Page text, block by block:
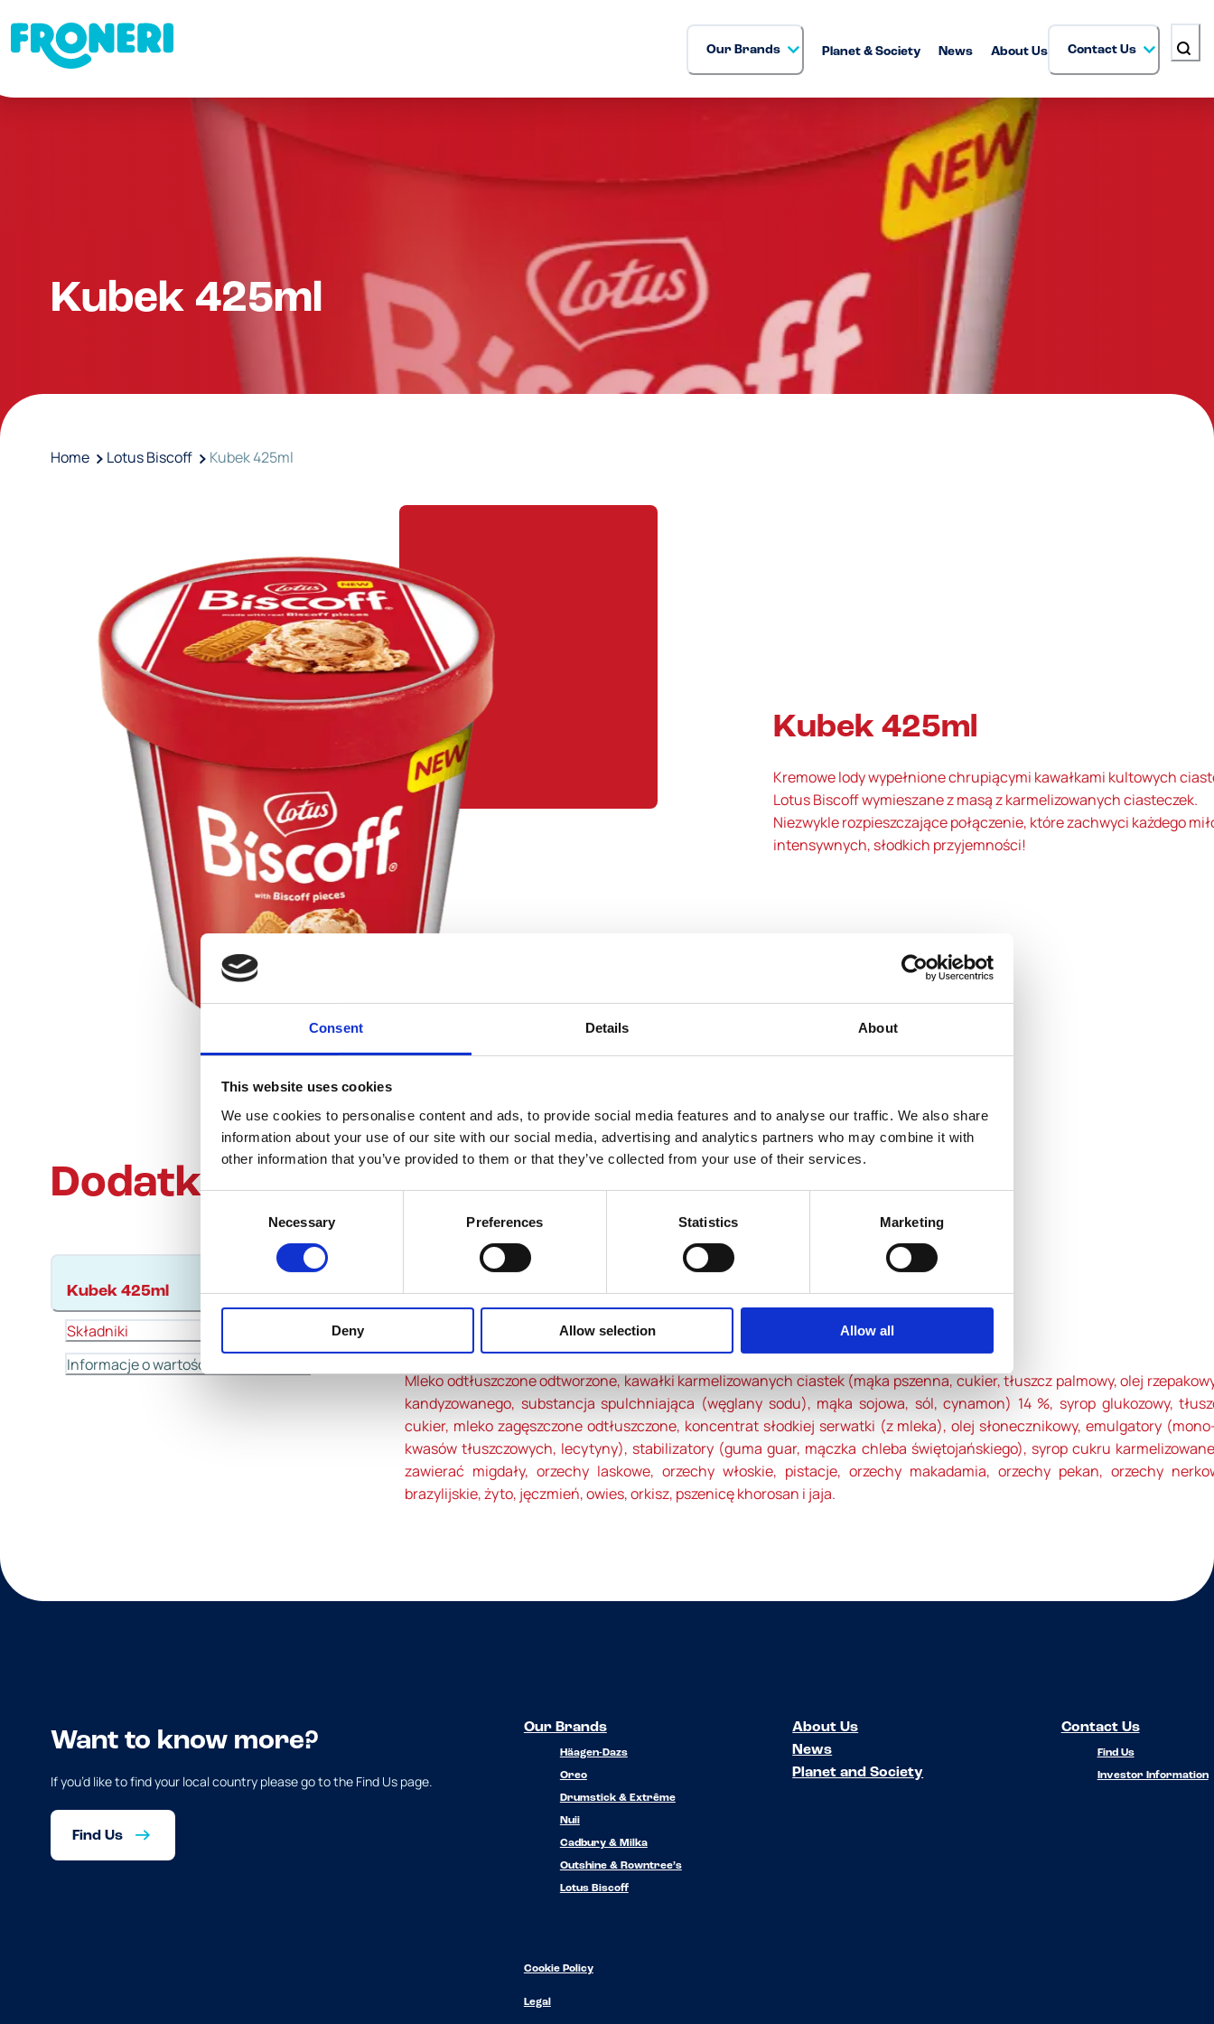
Consent Details About
This website uses cookies
We use cookies to personalise content and ads, to provide social media features and to analyse our traffic. We also share
information about your use of our site with our social media, advertising and analytics partners who may combine it with
other information that you’ve provided to them or that they’ve collected from your use of their services.
Consent
Necessary Preferences Statistics Marketing
Deny Allow selection Allow all
Our Brands Planet & Society News About Us Contact Us
Kubek 425ml
Home Lotus Biscoff Kubek 425ml
Kubek 425ml
Kremowe lody wypełnione chrupiącymi kawałkami kultowych
Lotus Biscoff wymieszane z masą z karmelizowanych ciasteczek.
Niezwykle rozpieszczające połączenie, które zachwyci każdego
intensywnych, słodkich przyjemności!
Dodatkowe informacje
Kubek 425ml
Składniki
Informacje o wartościach odżywczych
Składniki
Mleko odtłuszczone odtworzone, kawałki karmelizowanych ciastek (mąka pszenna, cukier, tłuszcz palmowy, olej
kandyzowanego, substancja spulchniająca (węglany sodu), mąka sojowa, sól, cynamon) 14 %, syrop glukozowy,
cukier, mleko zagęszczone odtłuszczone, koncentrat słodkiej serwatki (z mleka), olej słonecznikowy, emulgatory
kwasów tłuszczowych, lecytyny), stabilizatory (guma guar, mączka chleba świętojańskiego), syrop cukru
zawierać migdały, orzechy laskowe, orzechy włoskie, pistacje, orzechy makadamia, orzechy pekan, orzechy
brazylijskie, żyto, jęczmień, owies, orkisz, pszenicę khorosan i jaja.
Want to know more?
If you’d like to find your local country please go to the Find Us page.
Find Us
Our Brands
Häagen-Dazs
Oreo
Drumstick & Extrême
Nuii
Cadbury & Milka
Outshine & Rowntree’s
Lotus Biscoff
About Us
News
Planet and Society
Contact Us
Find Us
Investor Information
Cookie Policy
Legal